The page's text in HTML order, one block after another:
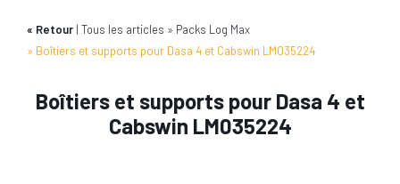
Retour Tous les articles
Packs Log Max
Boîtiers et supports pour Dasa 4 et Cabswin LM035224
Boîtiers et supports pour Dasa 4 et
Cabswin LM035224